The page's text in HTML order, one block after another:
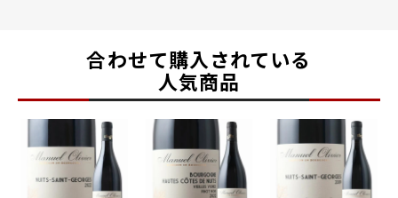
合わせて購入されている
人気商品